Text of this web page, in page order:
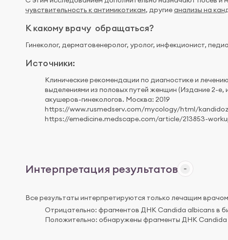
чувствительность к антимикотикам, другиеанализы на
К какому врачу обращаться?
Гинеколог, дерматовенеролог, уролог, инфекционист,
Источники:
Клинические рекомендации по диагностике и
выделениями из половых путей женщин (Издание 2-
акушеров-гинекологов. Москва: 2019
https://www.rusmedserv.com/mycology/html/
https://emedicine.medscape.com/article/213853-
Интерпретация результатов
Все результаты интерпретируются только лечащим
Отрицательно: фрагментов ДНК Candida albicans в
Положительно: обнаружены фрагменты ДНК